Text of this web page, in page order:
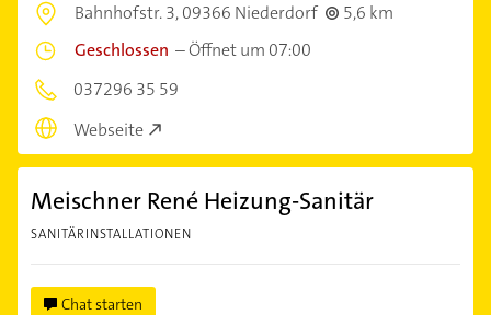
Bahnhofstr. 3,09366 Niederdorf
5,6 km
Geschlossen –Öffnet um 07:00
037296 35 59
Webseite
Meischner René Heizung-Sanitär
SANITÄRINSTALLATIONEN
Chat starten